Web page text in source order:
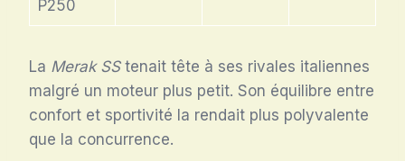
P250
La Merak SStenait tête à ses rivales italiennes
malgré un moteur plus petit. Son équilibre entre
confort et sportivité la rendait plus polyvalente
que la concurrence.